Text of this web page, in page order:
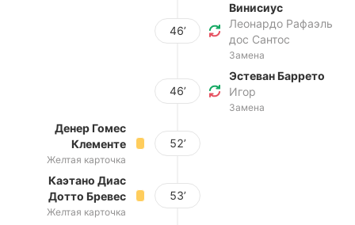
46’
Винисиус
Леонардо Рафаэль
дос Сантос
Замена
46’
Эстеван Баррето
Игор
Замена
Денер Гомес
Клементе
Желтая карточка
52’
Каэтано Диас
Дотто Бревес
Желтая карточка
53’